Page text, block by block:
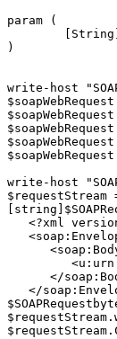
param (
)
write-host
write-host
$requestStream
<?xml
</
</